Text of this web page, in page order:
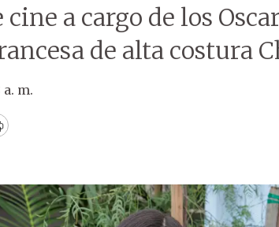
a cargo de los
de alta costura
m.